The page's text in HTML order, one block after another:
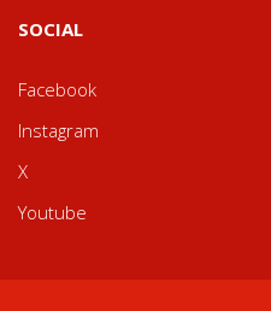
SOCIAL
Facebook
Instagram
X
Youtube